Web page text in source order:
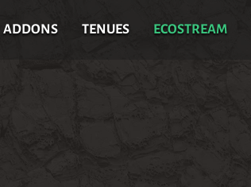
ADDONS TENUES ECOSTREAM